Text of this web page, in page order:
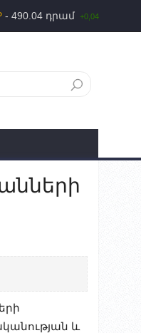
- 490.04 դրամ +0,04
և